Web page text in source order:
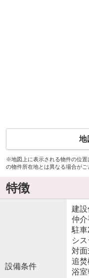
地
※地図上に表示される物件の位
の物件所在地とは異なる場合がご
特徴
設備条件
建
仲
駐
シ
対
追焚
浴